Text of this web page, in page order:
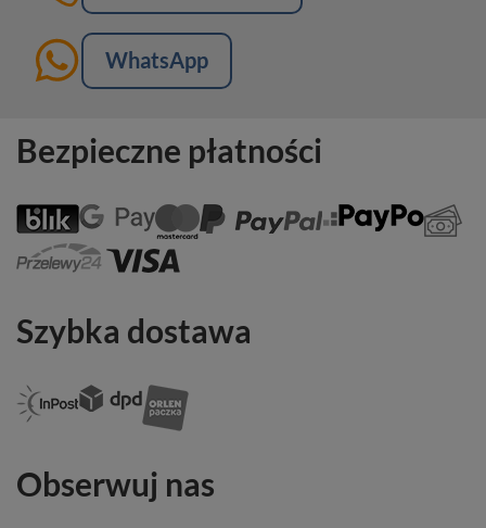
WhatsApp
Bezpieczne płatności
Szybka dostawa
Obserwuj nas